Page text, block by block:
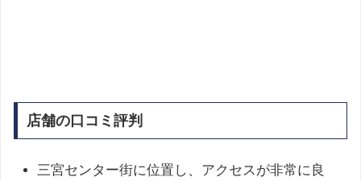
店舗の口コミ評判
三宮センター街に位置し、アクセスが非常に良